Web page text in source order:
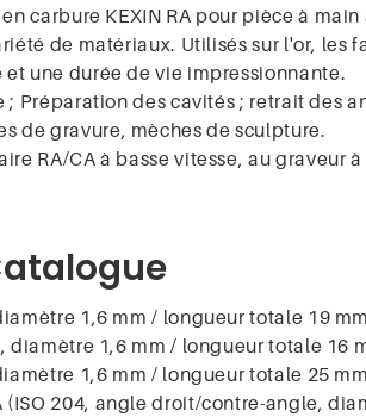
carbure KEXIN RA pour pièce à main
de matériaux. Utilisés sur l'or,
une durée de vie impressionnante.
Préparation des cavités ; retrait des
de gravure, mèches de sculpture.
RA/CA à basse vitesse, au graveur
1,6 mm / longueur totale 19
diamètre 1,6 mm / longueur totale 16
1,6 mm / longueur totale 25
(ISO 204, angle droit/contre-angle,